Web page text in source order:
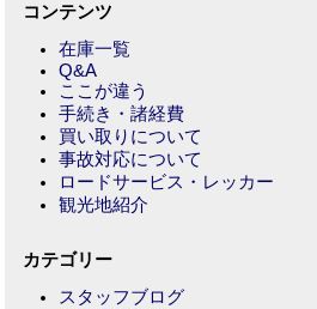
コンテンツ
在庫一覧
Q&A
ここが違う
手続き・諸経費
買い取りについて
事故対応について
ロードサービス・レッカー
観光地紹介
カテゴリー
スタッフブログ